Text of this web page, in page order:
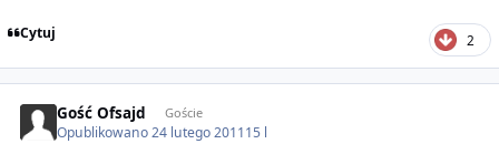
Cytuj 2
Gość Ofsajd Goście
Opublikowano24 lutego 201115 l